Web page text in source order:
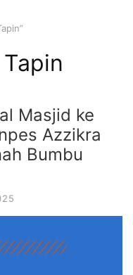
Masjid ke
Azzikra
Bumbu